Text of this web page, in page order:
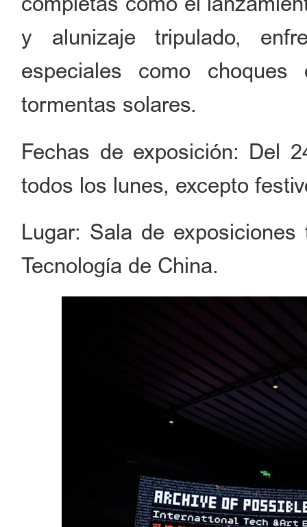
y alunizaje tripulado,
especiales como
tormentas solares.
Fechas de exposición: Del
todos los lunes, excepto
Lugar: Sala de
Tecnología de China.